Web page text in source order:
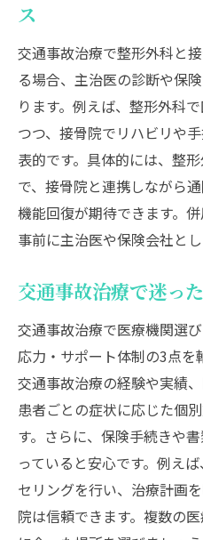
ス
交通事故治療で整形外科と
る場合、主治医の診断や保
ります。例えば、整形外科
つつ、接骨院でリハビリや
表的です。具体的には、整
で、接骨院と連携しながら
機能回復が期待できます。
事前に主治医や保険会社と
交通事故治療で迷っ
交通事故治療で医療機関選
応力・サポート体制の3点を
交通事故治療の経験や実績
患者ごとの症状に応じた個
す。さらに、保険手続きや
っていると安心です。例え
セリングを行い、治療計画
院は信頼できます。複数の